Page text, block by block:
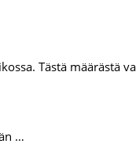
Tästä määrästä
…